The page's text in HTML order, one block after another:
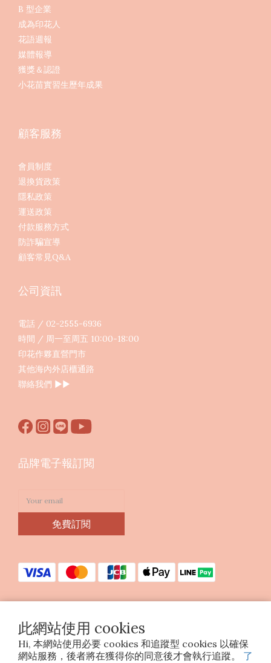
此網站使用 cookies
Hi, 本網站使用必要 cookies 和追蹤型 cookies 以確保
網站服務，後者將在獲得你的同意後才會執行追蹤。 了
B 型企業
成為印花人
花語週報
媒體報導
獲獎＆認證
小花苗實習生歷年成果
顧客服務
會員制度
退換貨政策
隱私政策
運送政策
付款服務方式
防詐騙宣導
顧客常見Q&A
公司資訊
電話 / 02-2555-6936
時間 / 周一至周五 10:00-18:00
印花作夥直營門市
其他海內外店櫃通路
聯絡我們 ▶︎▶︎
品牌電子報訂閱
免費訂閱
Copyright © 2023 印花樂美感生活股份有限公司
統編25070663